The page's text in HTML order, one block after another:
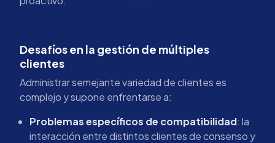
Desafíos en la gestión de múltiples
clientes
Administrar semejante variedad de clientes es
complejo y supone enfrentarse a:
Problemas específicos de compatibilidad: la
interacción entre distintos clientes de consenso y